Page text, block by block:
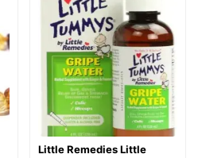
Little Remedies Little